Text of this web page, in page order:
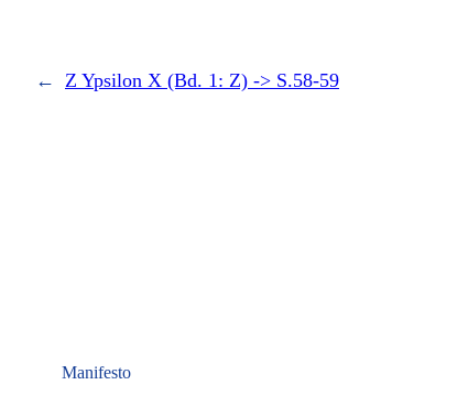
← Z Ypsilon X (Bd. 1: Z) -> S.58-59
Manifesto